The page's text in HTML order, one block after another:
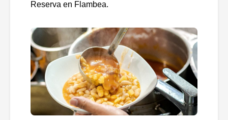
Reserva en Flambea.